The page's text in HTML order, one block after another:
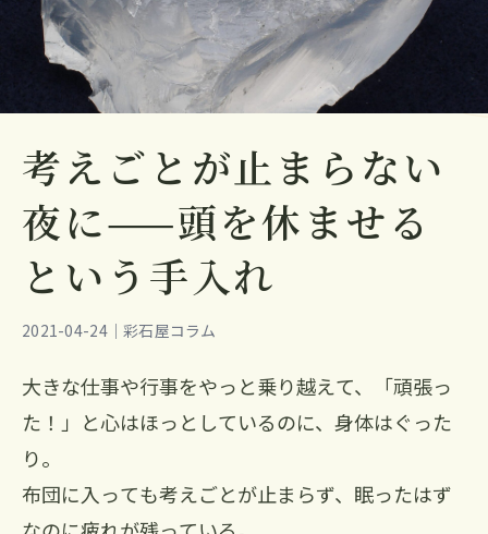
考えごとが止まらない
夜に——頭を休ませる
という手入れ
2021-04-24｜彩石屋コラム
大きな仕事や行事をやっと乗り越えて、「頑張っ
た！」と心はほっとしているのに、身体はぐった
り。
布団に入っても考えごとが止まらず、眠ったはず